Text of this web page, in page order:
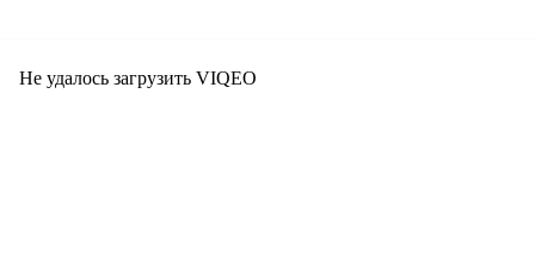
Не удалось загрузить VIQEO